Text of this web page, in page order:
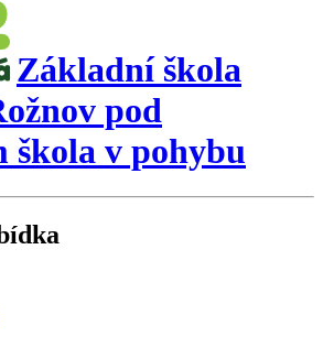
Základní škola
pod
škola v pohybu